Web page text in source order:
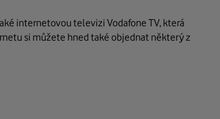
internetovou televizi Vodafone TV, která
si můžete hned také objednat některý z